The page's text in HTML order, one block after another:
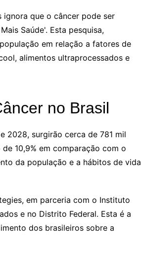
ignora que o câncer pode ser
Saúde'. Esta pesquisa,
em relação a fatores de
alimentos ultraprocessados e
no Brasil
2028, surgirão cerca de 781 mil
10,9% em comparação com o
da população e a hábitos de vida
em parceria com o Instituto
e no Distrito Federal. Esta é a
dos brasileiros sobre a